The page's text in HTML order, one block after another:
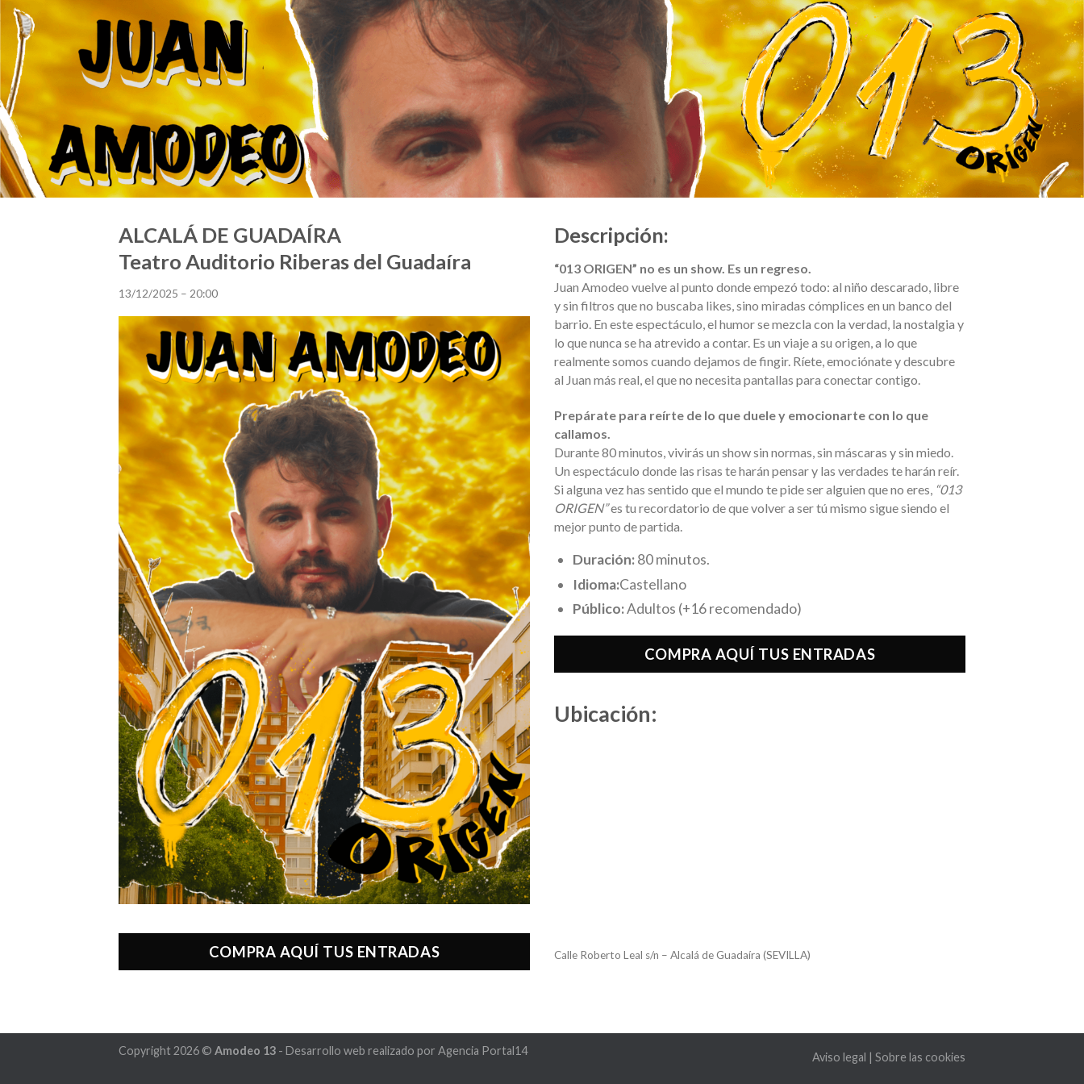
ALCALÁ DE GUADAÍRA
Teatro Auditorio Riberas del Guadaíra
13/12/2025 – 20:00
COMPRA AQUÍ TUS ENTRADAS
Descripción:
“013 ORIGEN” no es un show. Es un regreso.
Juan Amodeo vuelve al punto donde empezó todo: al niño descarado, libre
y sin filtros que no buscaba likes, sino miradas cómplices en un banco del
barrio. En este espectáculo, el humor se mezcla con la verdad, la nostalgia y
lo que nunca se ha atrevido a contar. Es un viaje a su origen, a lo que
realmente somos cuando dejamos de fingir. Ríete, emociónate y descubre
al Juan más real, el que no necesita pantallas para conectar contigo.
Prepárate para reírte de lo que duele y emocionarte con lo que
callamos.
Durante 80 minutos, vivirás un show sin normas, sin máscaras y sin miedo.
Un espectáculo donde las risas te harán pensar y las verdades te harán reír.
Si alguna vez has sentido que el mundo te pide ser alguien que no eres, “013
ORIGEN”es tu recordatorio de que volver a ser tú mismo sigue siendo el
mejor punto de partida.
Duración:80 minutos.
Idioma:Castellano
Público:Adultos (+16 recomendado)
COMPRA AQUÍ TUS ENTRADAS
Ubicación:
Calle Roberto Leal s/n – Alcalá de Guadaíra (SEVILLA)
Aviso legal | Sobre las cookies
Copyright 2026 © Amodeo 13 - Desarrollo web realizado por Agencia Portal14